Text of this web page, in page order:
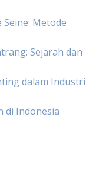
Metode
Sejarah dan
dalam Industri
di Indonesia